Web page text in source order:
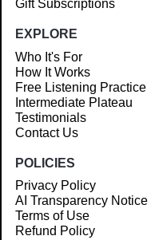
Gift Subscriptions
EXPLORE
Who It's For
How It Works
Free Listening Practice
Intermediate Plateau
Testimonials
Contact Us
POLICIES
Privacy Policy
AI Transparency Notice
Terms of Use
Refund Policy